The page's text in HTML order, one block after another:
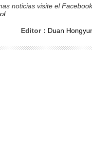
noticias visite el
Editor： Duan